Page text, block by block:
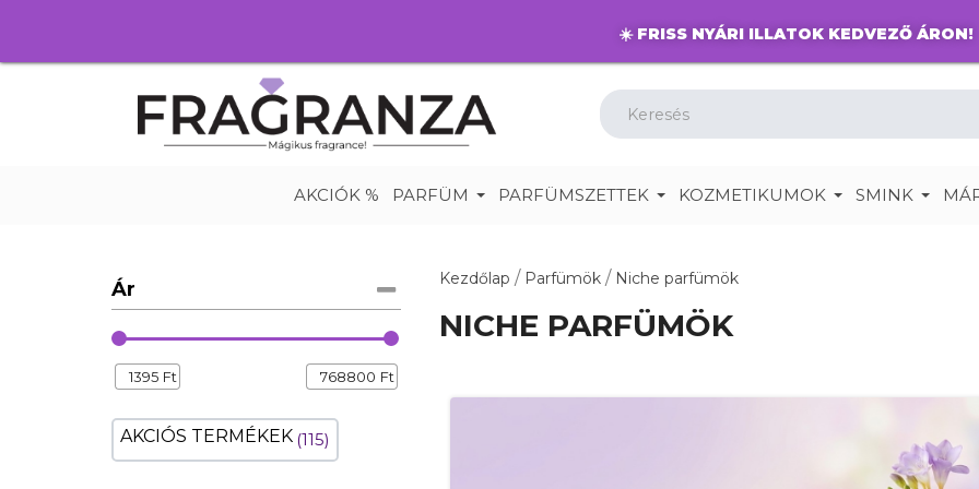
☀️ FRISS NYÁRI ILLATOK KEDVEZŐ ÁRON!
AKCIÓK % PARFÜM PARFÜMSZETTEK KOZMETIKUMOK SMINK
Ár
1395 Ft 768800 Ft
AKCIÓS TERMÉKEK 115
Kezdőlap Parfümök Niche parfümök
NICHE PARFÜMÖK